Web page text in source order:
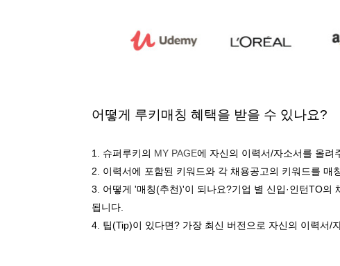
어떻게 루키매칭 혜택을 받을 수 있나요?
1. 슈퍼루키의 MY PAGE에 자신의 이력서/자소서를 올려
2. 이력서에 포함된 키워드와 각 채용공고의 키워드를 매
3. 어떻게 '매칭(추천)'이 되나요?기업 별 신입·인턴TO
됩니다.
4. 팁(Tip)이 있다면? 가장 최신 버전으로 자신의 이력서/